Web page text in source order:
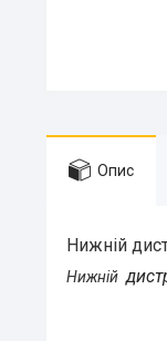
Опис
Нижній
Нижній